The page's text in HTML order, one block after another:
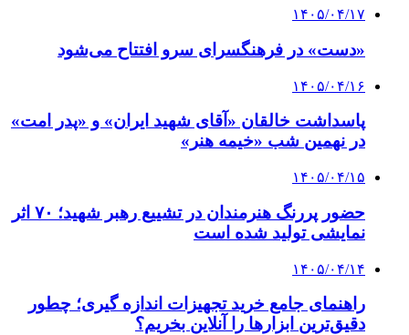
۱۴۰۵/۰۴/۱۷
«دست» در فرهنگسرای سرو افتتاح می‌شود
۱۴۰۵/۰۴/۱۶
پاسداشت خالقان «آقای شهید ایران» و «پدر امت»
در نهمین شب «خیمه هنر»
۱۴۰۵/۰۴/۱۵
حضور پررنگ هنرمندان در تشییع رهبر شهید؛ ۷۰ اثر
نمایشی تولید شده است
۱۴۰۵/۰۴/۱۴
راهنمای جامع خرید تجهیزات اندازه گیری؛ چطور
دقیق‌ترین ابزارها را آنلاین بخریم؟